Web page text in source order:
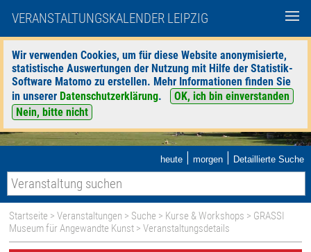
VERANSTALTUNGSKALENDER LEIPZIG
Wir verwenden Cookies, um für diese Website anonymisierte,
statistische Auswertungen der Nutzung mit Hilfe der Statistik-
Software Matomo zu erstellen. Mehr Informationen finden Sie
in unserer Datenschutzerklärung.
OK, ich bin einverstanden
Nein, bitte nicht
heute | morgen | Detaillierte Suche
Startseite >Veranstaltungen > Suche > Kurse & Workshops > GRASSI
Museum für Angewandte Kunst > Veranstaltungsdetails